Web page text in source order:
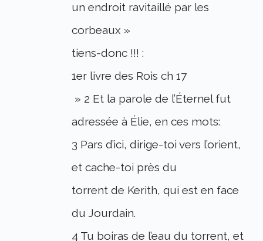
un endroit ravitaillé par les
corbeaux »
tiens-donc !!! :
1er livre des Rois ch 17
» 2 Et la parole de l’Éternel fut
adressée à Élie, en ces mots:
3 Pars d’ici, dirige-toi vers l’orient,
et cache-toi près du
torrent de Kerith, qui est en face
du Jourdain.
4 Tu boiras de l’eau du torrent, et